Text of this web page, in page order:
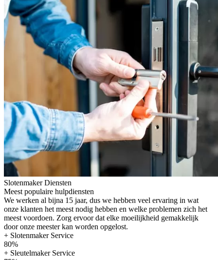
Slotenmaker Diensten
Meest populaire hulpdiensten
We werken al bijna 15 jaar, dus we hebben veel ervaring in wat
onze klanten het meest nodig hebben en welke problemen zich het
meest voordoen. Zorg ervoor dat elke moeilijkheid gemakkelijk
door onze meester kan worden opgelost.
+ Slotenmaker Service
80%
+ Sleutelmaker Service